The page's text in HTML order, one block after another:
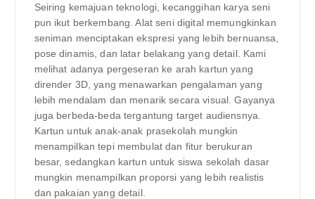
Seiring kemajuan teknologi, kecanggihan karya seni
pun ikut berkembang. Alat seni digital memungkinkan
seniman menciptakan ekspresi yang lebih bernuansa,
pose dinamis, dan latar belakang yang detail. Kami
melihat adanya pergeseran ke arah kartun yang
dirender 3D, yang menawarkan pengalaman yang
lebih mendalam dan menarik secara visual. Gayanya
juga berbeda-beda tergantung target audiensnya.
Kartun untuk anak-anak prasekolah mungkin
menampilkan tepi membulat dan fitur berukuran
besar, sedangkan kartun untuk siswa sekolah dasar
mungkin menampilkan proporsi yang lebih realistis
dan pakaian yang detail.